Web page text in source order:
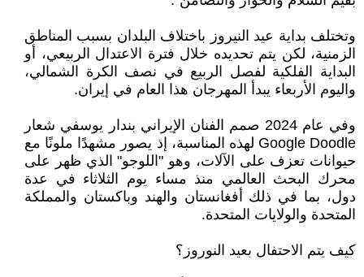
وتختلف بداية عيد النيروز باختلاف البلدان بسبب المناطق
الزمنية، لكن يتم تحديده خلال فترة الاعتدال الربيعي، أو
البداية الفلكية لفصل الربيع في نصف الكرة الشمالي،
واليوم الأربعاء يبدأ المهرجان هذا العام في إيران.
وفي عام 2024 صمم الفنان الإيراني بندار يوسفي شعار
Google Doodle لهذه المناسبة، إذ يصور مشهدًا ملونًا مع
حيوانات تعزف على الآلات، وهو "اللوجو" الذي ظهر على
محرك البحث العالمي منذ مساء يوم الثلاثاء في عدة
دول، بما في ذلك أفغانستان والهند وباكستان والمملكة
المتحدة والولايات المتحدة.
كيف يتم الاحتفال بعيد النوروز؟